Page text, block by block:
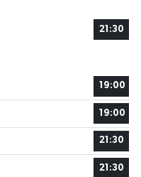
21:30
19:00
19:00
21:30
21:30